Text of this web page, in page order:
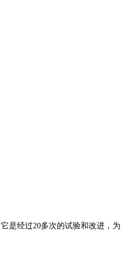
是经过20多次的试验和改进，为